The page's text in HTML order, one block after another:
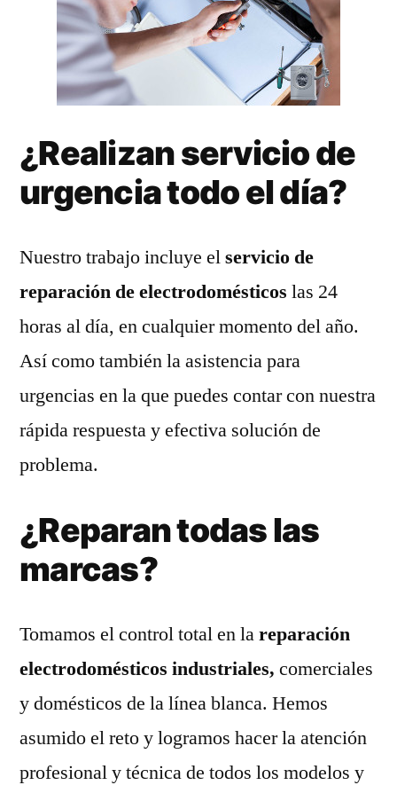
¿Realizan servicio de
urgencia todo el día?
Nuestro trabajo incluye elservicio de
reparación de electrodomésticos las 24
horas al día, en cualquier momento del año.
Así como también la asistencia para
urgencias en la que puedes contar con nuestra
rápida respuesta y efectiva solución de
problema.
¿Reparan todas las
marcas?
Tomamos el control total en lareparación
electrodomésticos industriales, comerciales
y domésticos de la línea blanca. Hemos
asumido el reto y logramos hacer la atención
profesional y técnica de todos los modelos y